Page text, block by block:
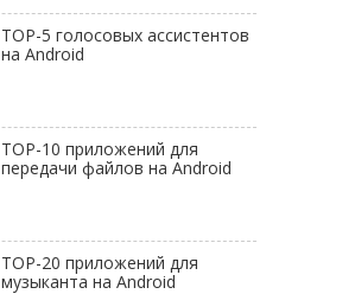
TOP-5 голосовых ассистентов
на Android
TOP-10 приложений для
передачи файлов на Android
TOP-20 приложений для
музыканта на Android